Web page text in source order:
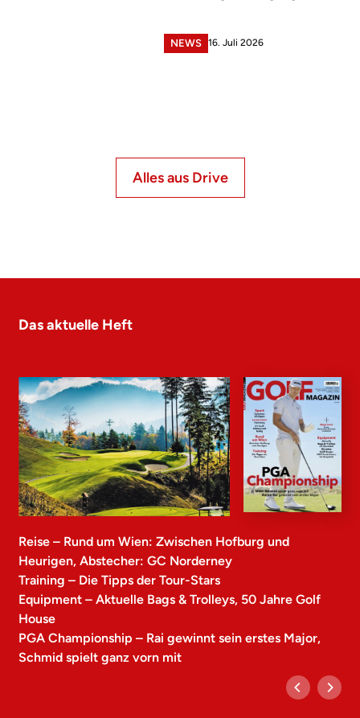
NEWS 16. Juli 2026
Alles aus Drive
Das aktuelle Heft
Reise – Rund um Wien: Zwischen Hofburg und
Heurigen, Abstecher: GC Norderney
Training – Die Tipps der Tour-Stars
Equipment – Aktuelle Bags & Trolleys, 50 Jahre Golf
House
PGA Championship – Rai gewinnt sein erstes Major,
Schmid spielt ganz vorn mit